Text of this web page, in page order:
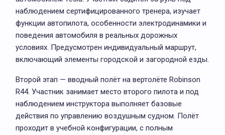
наблюдением сертифицированного тренера, изучает
функции автопилота, особенности электродинамики и
поведения автомобиля в реальных дорожных
условиях. Предусмотрен индивидуальный маршрут,
включающий элементы городской и загородной езды.
Второй этап — вводный полёт на вертолёте Robinson
R44. Участник занимает место второго пилота и под
наблюдением инструктора выполняет базовые
действия по управлению воздушным судном. Полёт
проходит в учебной конфигурации, с полным